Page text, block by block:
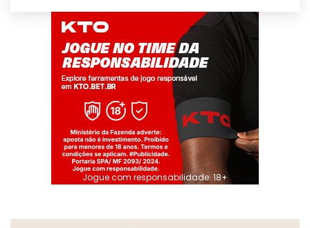
Jogue com responsabilidade. 18+